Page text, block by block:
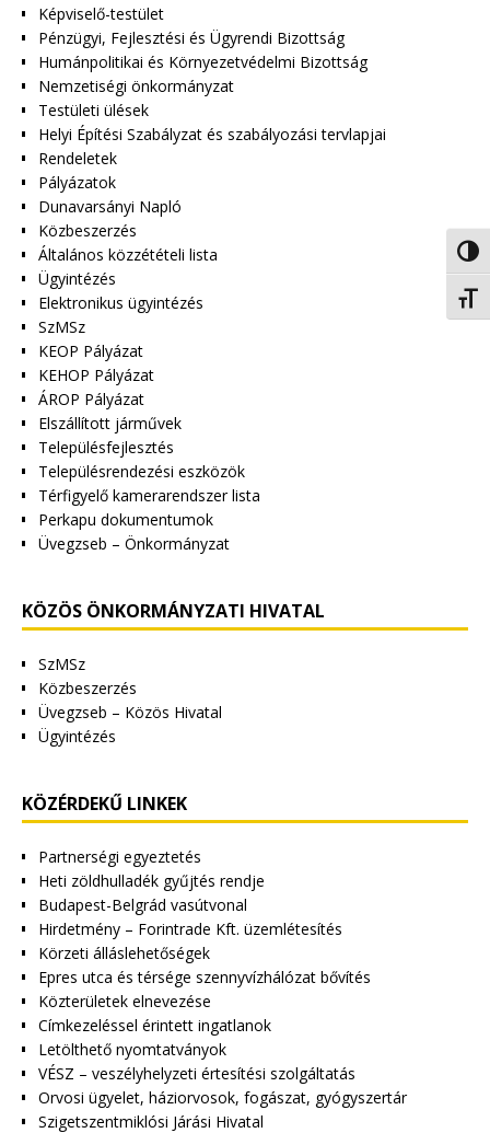
Képviselő-testület
Pénzügyi, Fejlesztési és Ügyrendi Bizottság
Humánpolitikai és Környezetvédelmi Bizottság
Nemzetiségi önkormányzat
Testületi ülések
Helyi Építési Szabályzat és szabályozási tervlapjai
Rendeletek
Pályázatok
Dunavarsányi Napló
Közbeszerzés
Általános közzétételi lista
Ügyintézés
Elektronikus ügyintézés
SzMSz
KEOP Pályázat
KEHOP Pályázat
ÁROP Pályázat
Elszállított járművek
Településfejlesztés
Településrendezési eszközök
Térfigyelő kamerarendszer lista
Perkapu dokumentumok
Üvegzseb – Önkormányzat
KÖZÖS ÖNKORMÁNYZATI HIVATAL
SzMSz
Közbeszerzés
Üvegzseb – Közös Hivatal
Ügyintézés
KÖZÉRDEKŰ LINKEK
Partnerségi egyeztetés
Heti zöldhulladék gyűjtés rendje
Budapest-Belgrád vasútvonal
Hirdetmény – Forintrade Kft. üzemlétesítés
Körzeti álláslehetőségek
Epres utca és térsége szennyvízhálózat bővítés
Közterületek elnevezése
Címkezeléssel érintett ingatlanok
Letölthető nyomtatványok
VÉSZ – veszélyhelyzeti értesítési szolgáltatás
Orvosi ügyelet, háziorvosok, fogászat, gyógyszertár
Szigetszentmiklósi Járási Hivatal